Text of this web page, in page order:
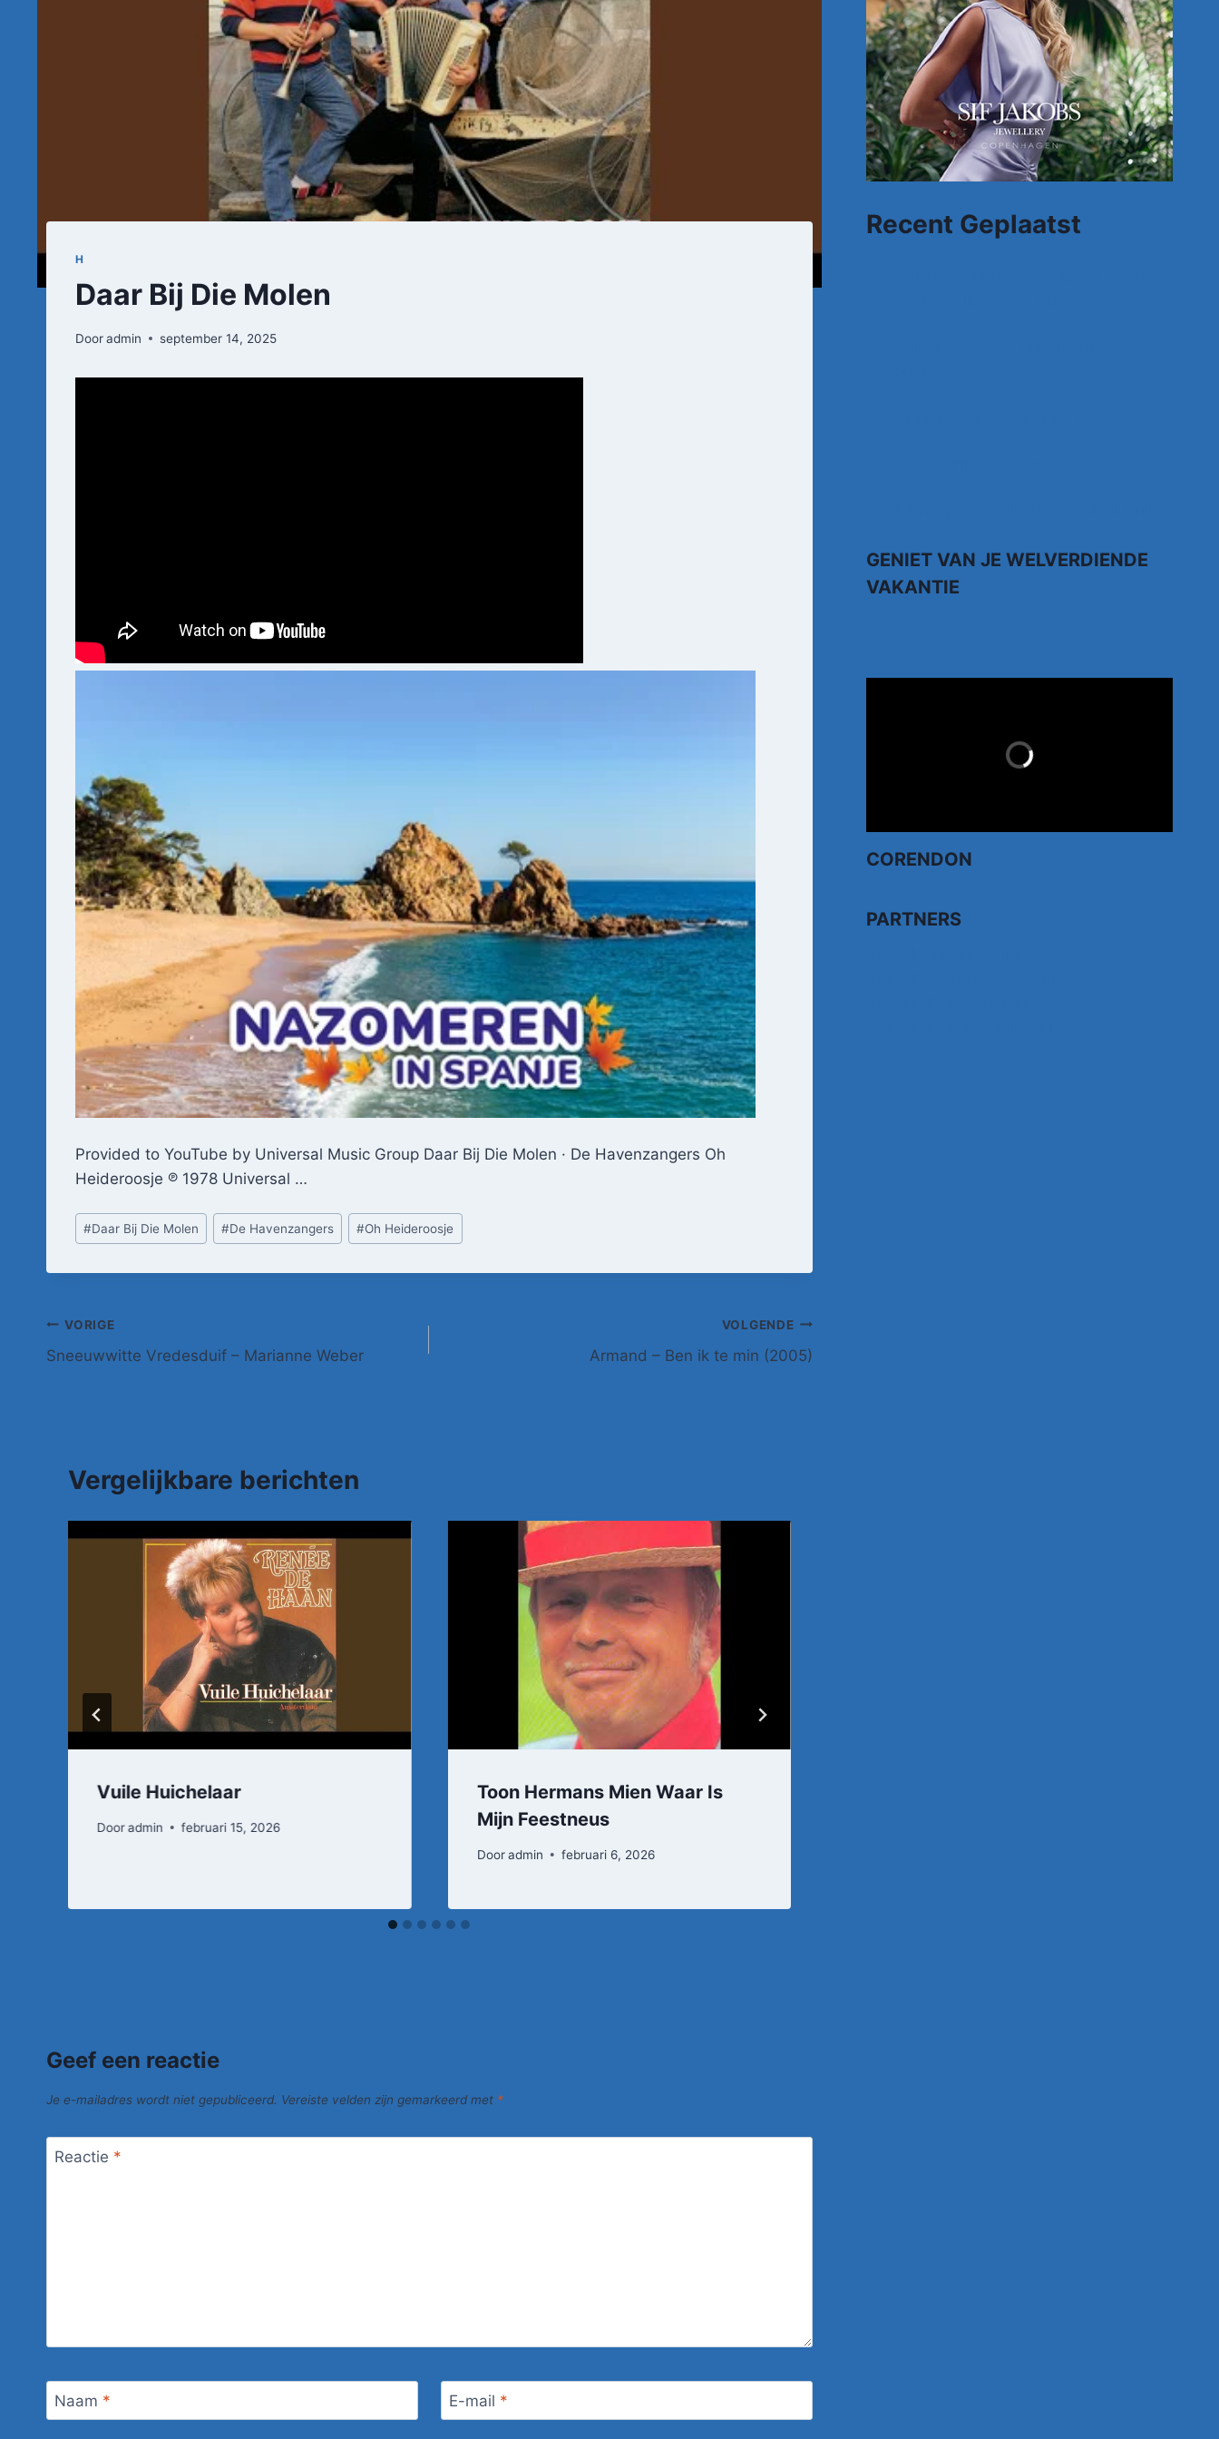
H
Daar Bij Die Molen
Dooradmin september 14, 2025
Provided to YouTube by Universal Music Group Daar Bij Die Molen · De Havenzangers Oh
Heideroosje ℗ 1978 Universal …
Bericht
tags:
#Daar Bij Die Molen #De Havenzangers #Oh Heideroosje
Bericht
navigatie
VORIGE
Sneeuwwitte Vredesduif – Marianne Weber
VOLGENDE
Armand – Ben ik te min (2005)
Vergelijkbare berichten
Vuile Huichelaar
Dooradmin februari 15, 2026
Toon Hermans Mien Waar Is
Mijn Feestneus
Door admin februari 6, 2026
Geef een reactie
Je e-mailadres wordt niet gepubliceerd. Vereiste velden zijn gemarkeerd met *
Reactie *
Naam * E-mail *
Recent Geplaatst
GENIET VAN JE WELVERDIENDE
VAKANTIE
CORENDON
PARTNERS